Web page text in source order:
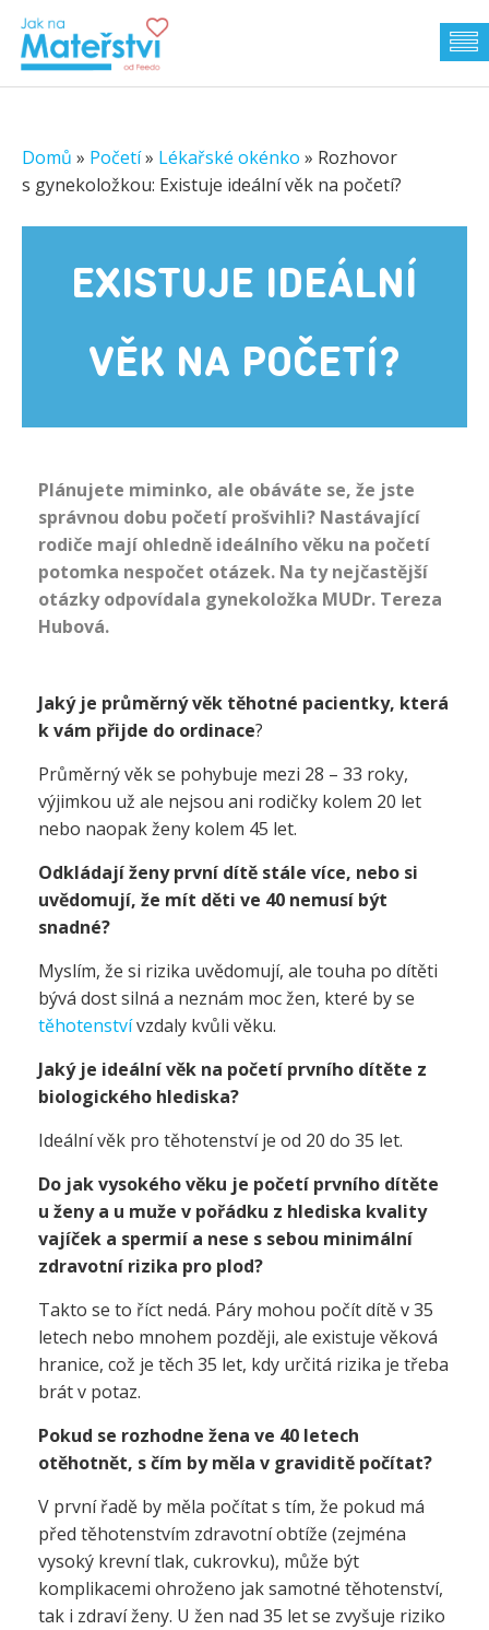
Domů » Početí» Lékařské okénko » Rozhovor
s gynekoložkou: Existuje ideální věk na početí?
EXISTUJE IDEÁLNÍ
VĚK NA POČETÍ?
Plánujete miminko, ale obáváte se, že jste
správnou dobu početí prošvihli? Nastávající
rodiče mají ohledně ideálního věku na početí
potomka nespočet otázek. Na ty nejčastější
otázky odpovídala gynekoložka MUDr. Tereza
Hubová.
Jaký je průměrný věk těhotné pacientky, která
k vám přijde do ordinace?
Průměrný věk se pohybuje mezi 28 – 33 roky,
výjimkou už ale nejsou ani rodičky kolem 20 let
nebo naopak ženy kolem 45 let.
Odkládají ženy první dítě stále více, nebo si
uvědomují, že mít děti ve 40 nemusí být
snadné?
Myslím, že si rizika uvědomují, ale touha po dítěti
bývá dost silná a neznám moc žen, které by se
těhotenstvívzdaly kvůli věku.
Jaký je ideální věk na početí prvního dítěte z
biologického hlediska?
Ideální věk pro těhotenství je od 20 do 35 let.
Do jak vysokého věku je početí prvního dítěte
u ženy a u muže v pořádku z hlediska kvality
vajíček a spermií a nese s sebou minimální
zdravotní rizika pro plod?
Takto se to říct nedá. Páry mohou počít dítě v 35
letech nebo mnohem později, ale existuje věková
hranice, což je těch 35 let, kdy určitá rizika je třeba
brát v potaz.
Pokud se rozhodne žena ve 40 letech
otěhotnět, s čím by měla v graviditě počítat?
V první řadě by měla počítat s tím, že pokud má
před těhotenstvím zdravotní obtíže (zejména
vysoký krevní tlak, cukrovku), může být
komplikacemi ohroženo jak samotné těhotenství,
tak i zdraví ženy. U žen nad 35 let se zvyšuje riziko